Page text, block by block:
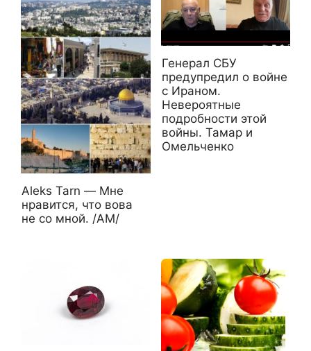
Aleks Tarn — Мне
нравится, что вова
не со мной. /АМ/
Генерал СБУ
предупредил о войне
с Ираном.
Невероятные
подробности этой
войны. Тамар и
Омельченко